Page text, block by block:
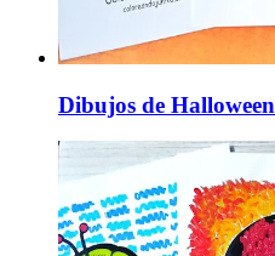
Dibujos de Halloween